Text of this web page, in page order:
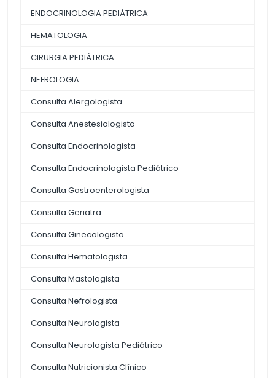
ENDOCRINOLOGIA PEDIÁTRICA
HEMATOLOGIA
CIRURGIA PEDIÁTRICA
NEFROLOGIA
Consulta Alergologista
Consulta Anestesiologista
Consulta Endocrinologista
Consulta Endocrinologista Pediátrico
Consulta Gastroenterologista
Consulta Geriatra
Consulta Ginecologista
Consulta Hematologista
Consulta Mastologista
Consulta Nefrologista
Consulta Neurologista
Consulta Neurologista Pediátrico
Consulta Nutricionista Clínico